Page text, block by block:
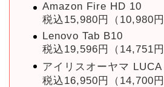
Amazon Fire HD 10
税込15,980円（10,980円
Lenovo Tab B10
税込19,596円（14,751円
アイリスオーヤマ
税込16,950円（14,700円